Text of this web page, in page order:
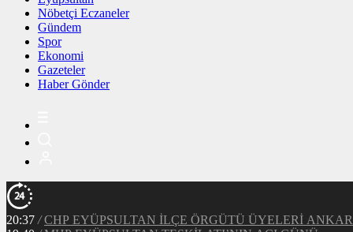
Nöbetçi Eczaneler
Gündem
Spor
Ekonomi
Gazeteler
Haber Gönder
20:37 / CHP EYÜPSULTAN İLÇE ÖRGÜTÜ ÜYELERİ